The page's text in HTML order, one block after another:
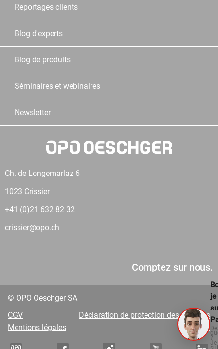
Reportages clients
Blog d'experts
Blog de produits
Séminaires et webinaires
Newsletter
Ch. de Longemarlaz 6
1023 Crissier
+41 (0)21 632 82 32
crissier@opo.ch
Comptez sur nous.
© OPO Oeschger SA
CGV
Déclaration de protection des données
Mentions légales
VDP
je
?
Je